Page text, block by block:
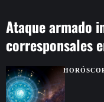
Ataque armado
corresponsales
Washington